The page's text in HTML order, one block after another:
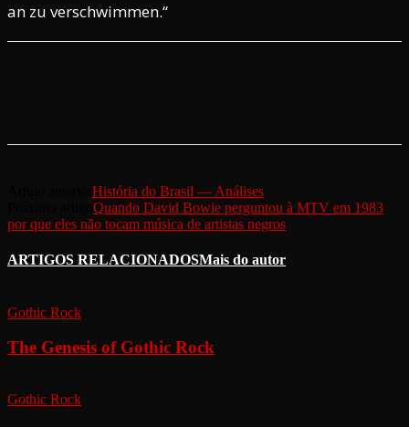
an zu verschwimmen.“
História do Brasil — Análises
Quando David Bowie perguntou à MTV em 1983
por que eles não tocam música de artistas negros
ARTIGOS RELACIONADOSMais do autor
Gothic Rock
The Genesis of Gothic Rock
Gothic Rock